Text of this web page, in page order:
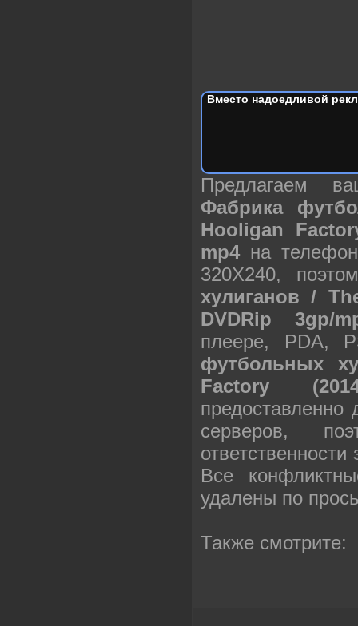
Вместо надоедливой
Предлагаем
Фабрика
Hooligan
mp4 на
320X240,
хулиганов /
DVDRip 3gp/
плеере, PDA,
футбольных
Factory
серверов,
Все
удалены по
Также смотрите: